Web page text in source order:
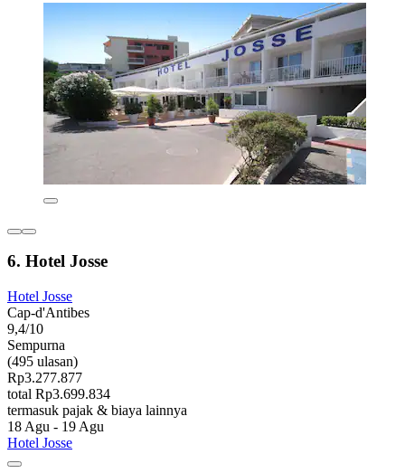
6. Hotel Josse
Hotel Josse
Cap-d'Antibes
9,4/10
Sempurna
(495 ulasan)
Rp3.277.877
total Rp3.699.834
termasuk pajak & biaya lainnya
18 Agu - 19 Agu
Hotel Josse